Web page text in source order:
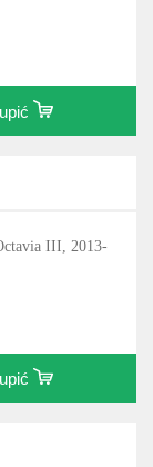
III, 2013-